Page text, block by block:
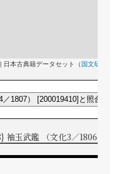
| 日本古典籍データセット（国文研
1807） [200019410]と照合す
袖玉武鑑 （文化3／1806）